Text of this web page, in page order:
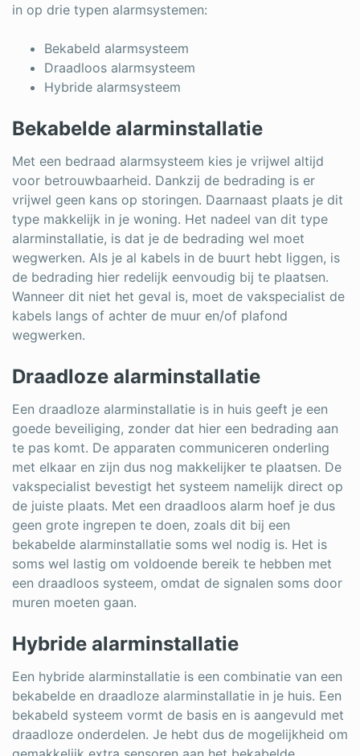
in op drie typen alarmsystemen:
Bekabeld alarmsysteem
Draadloos alarmsysteem
Hybride alarmsysteem
Bekabelde alarminstallatie
Met een bedraad alarmsysteem kies je vrijwel altijd
voor betrouwbaarheid. Dankzij de bedrading is er
vrijwel geen kans op storingen. Daarnaast plaats je dit
type makkelijk in je woning. Het nadeel van dit type
alarminstallatie, is dat je de bedrading wel moet
wegwerken. Als je al kabels in de buurt hebt liggen, is
de bedrading hier redelijk eenvoudig bij te plaatsen.
Wanneer dit niet het geval is, moet de vakspecialist de
kabels langs of achter de muur en/of plafond
wegwerken.
Draadloze alarminstallatie
Een draadloze alarminstallatie is in huis geeft je een
goede beveiliging, zonder dat hier een bedrading aan
te pas komt. De apparaten communiceren onderling
met elkaar en zijn dus nog makkelijker te plaatsen. De
vakspecialist bevestigt het systeem namelijk direct op
de juiste plaats. Met een draadloos alarm hoef je dus
geen grote ingrepen te doen, zoals dit bij een
bekabelde alarminstallatie soms wel nodig is. Het is
soms wel lastig om voldoende bereik te hebben met
een draadloos systeem, omdat de signalen soms door
muren moeten gaan.
Hybride alarminstallatie
Een hybride alarminstallatie is een combinatie van een
bekabelde en draadloze alarminstallatie in je huis. Een
bekabeld systeem vormt de basis en is aangevuld met
draadloze onderdelen. Je hebt dus de mogelijkheid om